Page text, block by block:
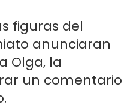
figuras del
anunciaran
Olga, la
un comentario